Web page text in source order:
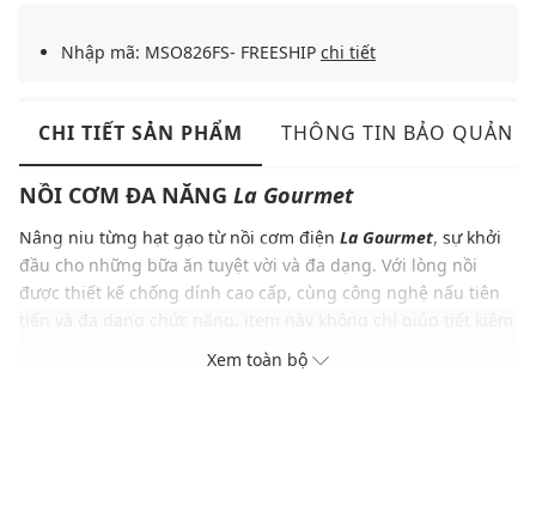
Nhập mã: MSO826FS- FREESHIP chi tiết
CHI TIẾT SẢN PHẨM THÔNG TIN BẢO QUẢN
NỒI CƠM ĐA NĂNG La Gourmet
Nâng niu từng hạt gạo từ nồi cơm điện La Gourmet, sự khởi
đầu cho những bữa ăn tuyệt vời và đa dạng. Với lòng nồi
được thiết kế chống dính cao cấp, cùng công nghệ nấu tiên
thời gian mà còn mang lại sự tiện lợi tối đa trong mỗi lần nấu
trở thành người bạn đồng hành
Xem toàn bộ